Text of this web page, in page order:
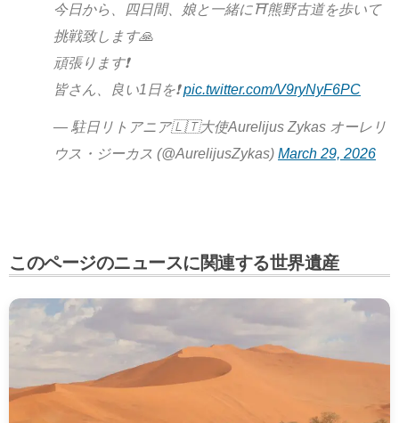
今日から、四日間、娘と一緒に⛩️熊野古道を歩いて
挑戦致します🙏
頑張ります❗️
皆さん、良い1日を❗️pic.twitter.com/V9ryNyF6PC
— 駐日リトアニア🇱🇹大使Aurelijus Zykas オーレリ
ウス・ジーカス (@AurelijusZykas) March 29, 2026
このページのニュースに関連する世界遺産